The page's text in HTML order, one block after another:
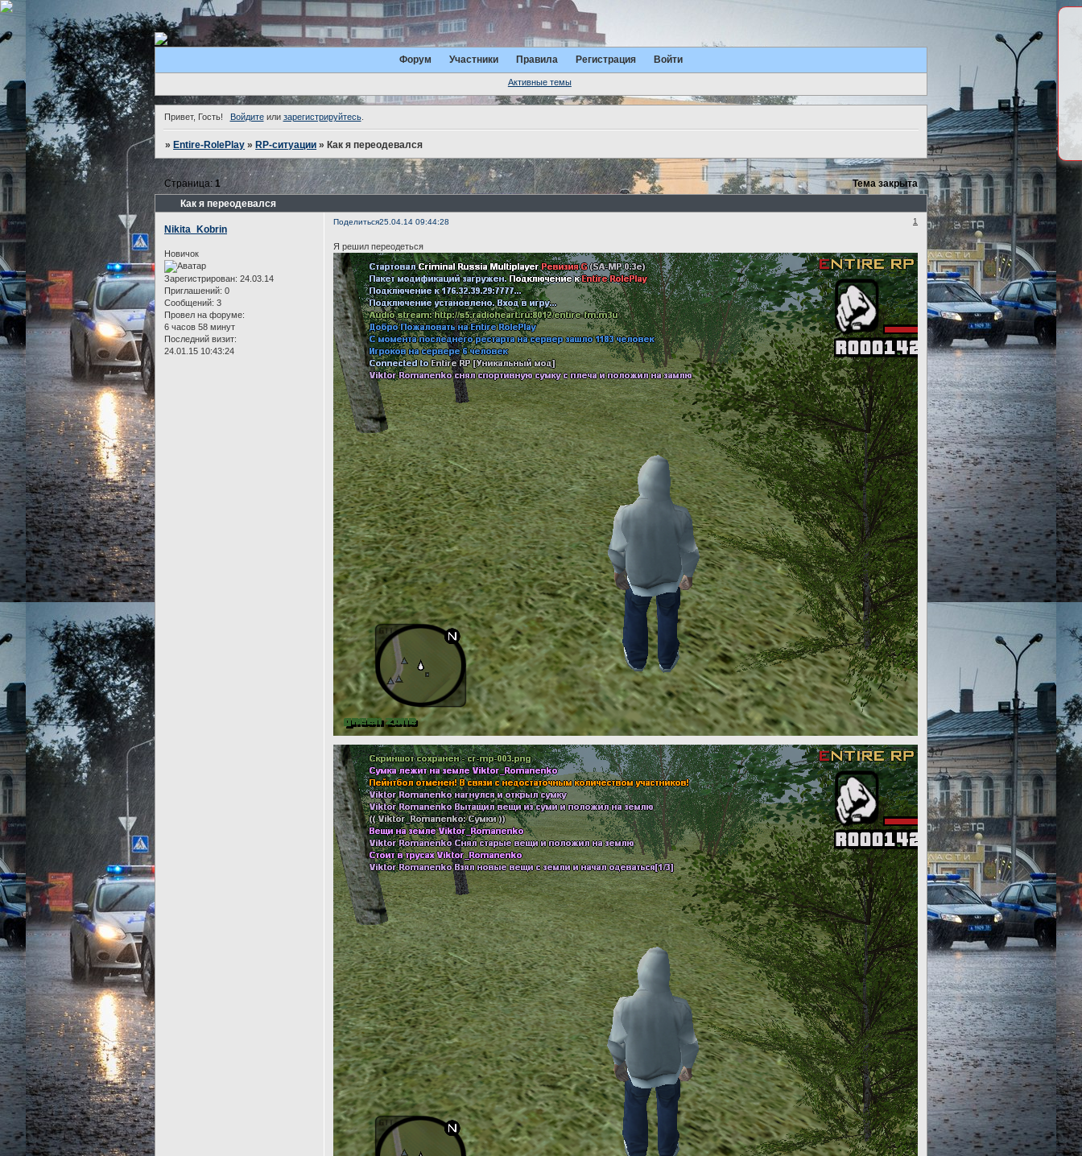
Форум Участники Правила Регистрация Войти
Активные темы
Привет, Гость! Войдитеили зарегистрируйтесь.
»Entire-RolePlay »RP-ситуации »Как я переодевался
Как я переодевался
Страница:1 Тема закрыта
Поделиться 1
25.04.14 09:44:28
Nikita_Kobrin
Новичок
Зарегистрирован: 24.03.14
Приглашений: 0
Сообщений: 3
Провел на форуме:
6 часов 58 минут
Последний визит:
24.01.15 10:43:24
Я решил переодеться